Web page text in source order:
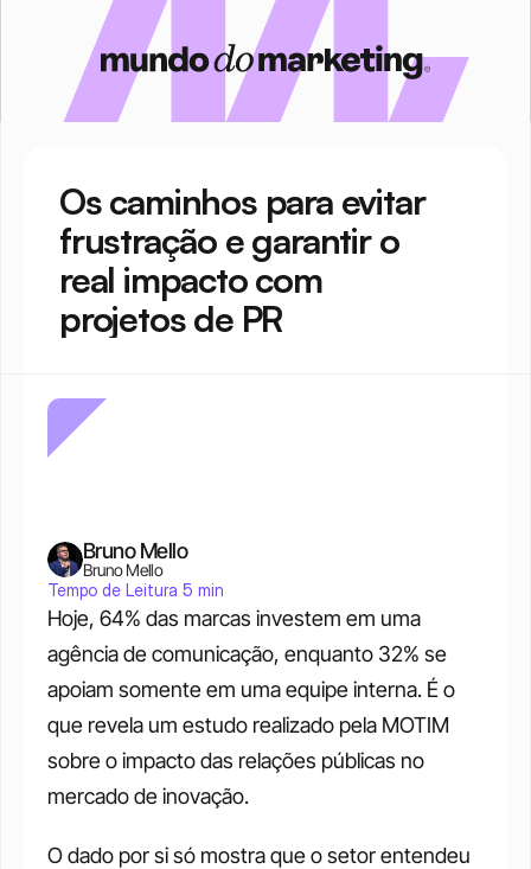
Os caminhos para evitar
frustração e garantir o
real impacto com
projetos de PR
Hoje, 64% das marcas investem em uma
agência de comunicação, enquanto 32% se
apoiam somente em uma equipe interna. É o
que revela um estudo realizado pela MOTIM
sobre o impacto das relações públicas no
mercado de inovação.
O dado por si só mostra que o setor entendeu
Bruno Mello
Bruno Mello
Tempo de Leitura 5 min